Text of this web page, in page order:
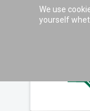
We use
yourself